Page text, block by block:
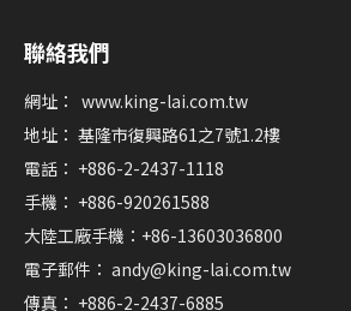
聯絡我們
網址： www.king-lai.com.tw
地址： 基隆市復興路61之7號1.2樓
電話： +886-2-2437-1118
手機： +886-920261588
大陸工廠手機：+86-13603036800
電子郵件： andy@king-lai.com.tw
傳真： +886-2-2437-6885